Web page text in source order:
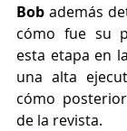
Bob además
cómo fue su
esta etapa en
una alta
cómo
de la revista.